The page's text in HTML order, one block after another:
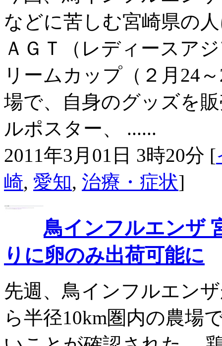
などに苦しむ宮崎県の
ＡＧＴ（レディースア
リームカップ（２月24
場で、自身のグッズを
ルポスター、 ......
2011年3月01日 3時20分 [
崎, 愛知, 治療・症状]
鳥インフルエンザ
りに卵のみ出荷可能に
先週、鳥インフルエン
ら半径10km圏内の農場